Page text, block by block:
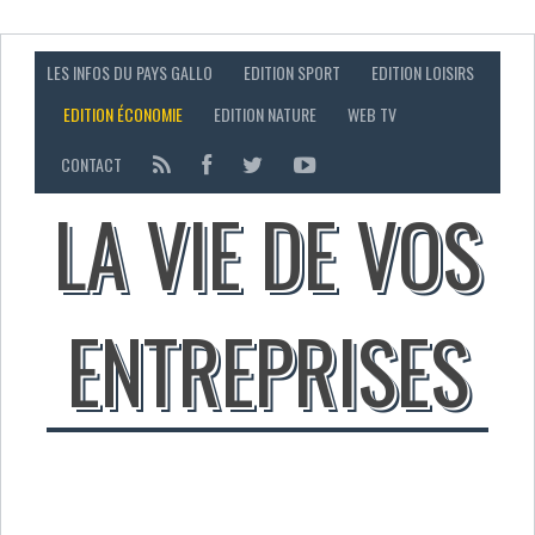
LES INFOS DU PAYS GALLO EDITION SPORT
EDITION LOISIRS
EDITION ÉCONOMIE
EDITION NATURE
WEB TV
CONTACT
LA VIE DE VOS
ENTREPRISES